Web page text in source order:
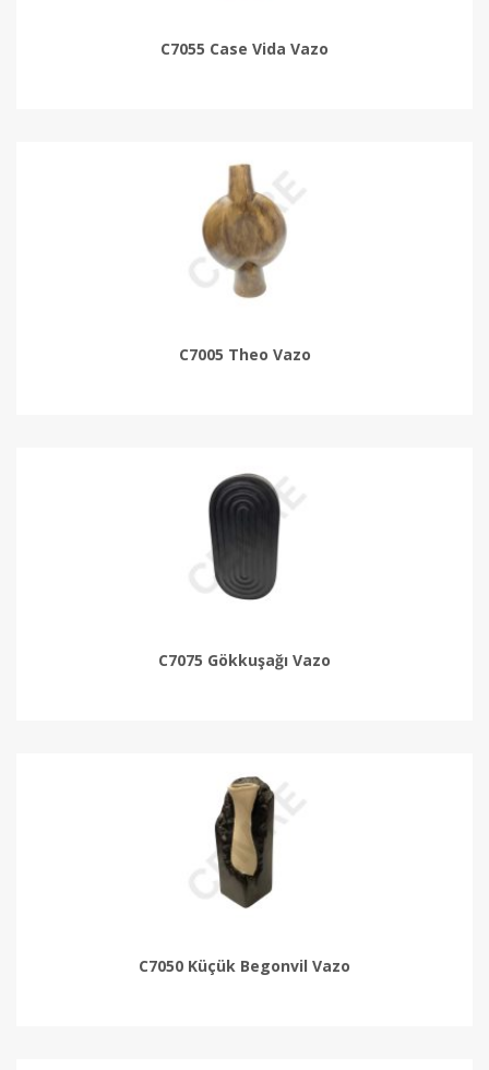
C7055 Case Vida Vazo
C7005 Theo Vazo
C7075 Gökkuşağı Vazo
C7050 Küçük Begonvil Vazo